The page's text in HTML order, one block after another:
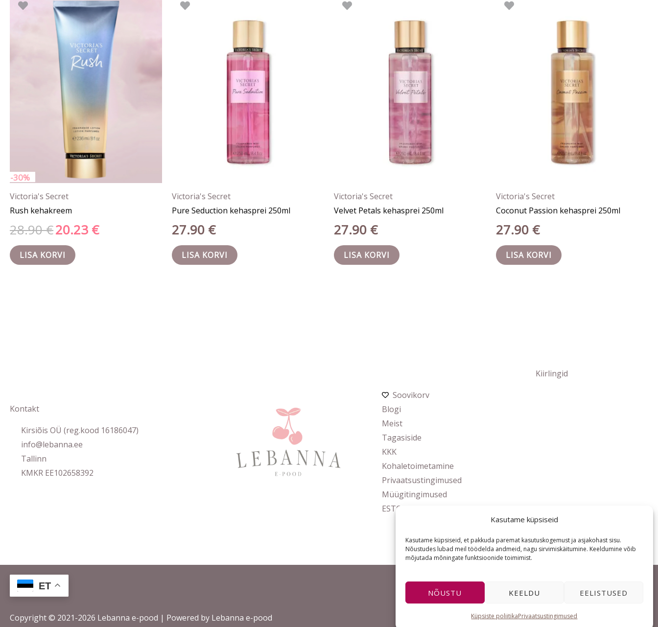
Kasutame küpsiseid
Kasutame küpsiseid, et pakkuda paremat kasutuskogemust ja asjakohast sisu.
Nõustudes lubad meil töödelda andmeid, nagu sirvimiskäitumine. Keeldumine võib
mõjutada mõningate funktsioonide toimimist.
NÕUSTU KEELDU EELISTUSED
Küpsiste poliitikaPrivaatsustingimused
-30%
Victoria's Secret
Rush kehakreem
28.90€
hind
oli:
28.90 €.
20.23 €
hind
on:
20.23 €.
LISA KORVI
Victoria's Secret
Pure Seduction kehasprei 250ml
27.90 €
LISA KORVI
Victoria's Secret
Velvet Petals kehasprei 250ml
27.90 €
LISA KORVI
Victoria's Secret
Coconut Passion kehasprei 250ml
27.90 €
LISA KORVI
Kontakt
Kirsiõis OÜ (reg.kood 16186047)
info@lebanna.ee
Tallinn
KMKR EE102658392
Kiirlingid
Soovikorv
Blogi
Meist
Tagasiside
KKK
Kohaletoimetamine
Privaatsustingimused
Müügitingimused
ESTO järelmaks
ET
Copyright © 2021-2026 Lebanna e-pood | Powered by Lebanna e-pood t
a
F
e
b
e
l